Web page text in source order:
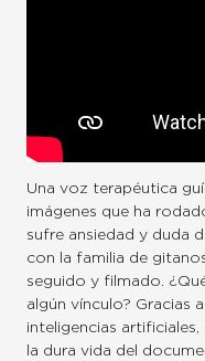
Una voz terapéutica
imágenes que ha
sufre ansiedad y duda
con la familia de
seguido y filmado.
algún vínculo? Gracias
inteligencias
la dura vida del